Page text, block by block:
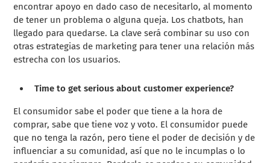
encontrar apoyo en dado caso de necesitarlo, al momento
de tener un problema o alguna queja. Los chatbots, han
llegado para quedarse. La clave será combinar su uso con
otras estrategias de marketing para tener una relación más
estrecha con los usuarios.
Time to get serious about customer experience?
El consumidor sabe el poder que tiene a la hora de
comprar, sabe que tiene voz y voto. El consumidor puede
que no tenga la razón, pero tiene el poder de decisión y de
influenciar a su comunidad, así que no le incumplas o lo